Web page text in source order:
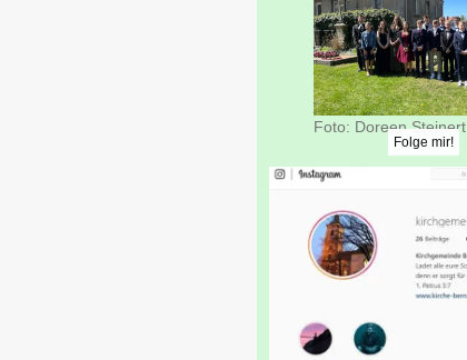
Foto: Doreen Steinert
Folge mir!